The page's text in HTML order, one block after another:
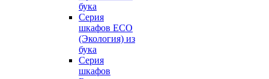
бука
Серия
шкафов ECO
(Экология) из
бука
Серия
шкафов